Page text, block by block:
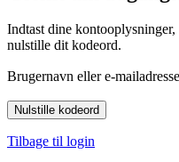
Indtast dine
nulstille dit kodeord.
Brugernavn eller e-mailadresse
Tilbage til login